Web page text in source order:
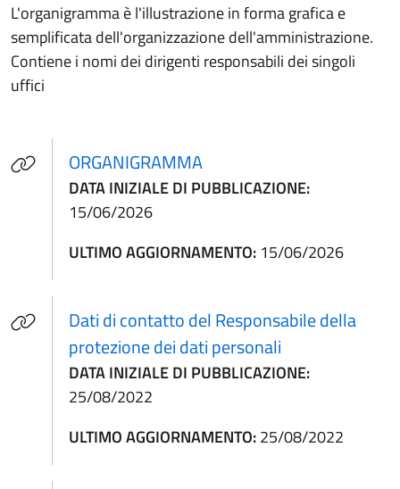
L'organigramma è l'illustrazione in forma grafica e
semplificata dell'organizzazione dell'amministrazione.
Contiene i nomi dei dirigenti responsabili dei singoli
uffici
ORGANIGRAMMA(apre in un'altra scheda).
DATA INIZIALE DI PUBBLICAZIONE:
15/06/2026
ULTIMO AGGIORNAMENTO: 15/06/2026
Dati di contatto del Responsabile della
protezione dei dati personali
DATA INIZIALE DI PUBBLICAZIONE:
25/08/2022
ULTIMO AGGIORNAMENTO:25/08/2022